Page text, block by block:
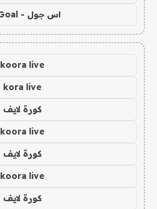
اس جول - AS Goal
koora live
kora live
كورة لايف
koora live
كورة لايف
koora live
كورة لايف